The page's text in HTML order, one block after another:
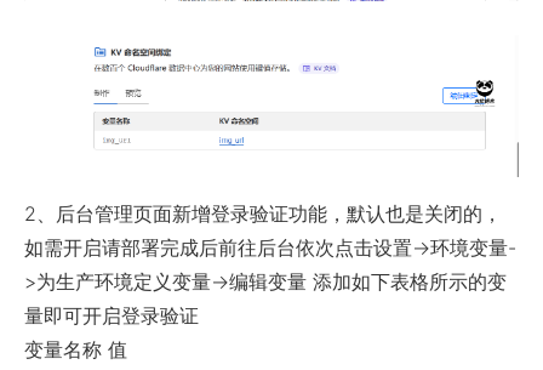
2、后台管理页面新增登录验证功能，默认也是关闭的，
如需开启请部署完成后前往后台依次点击设置->环境变量-
>为生产环境定义变量->编辑变量 添加如下表格所示的变
量即可开启登录验证
变量名称 值